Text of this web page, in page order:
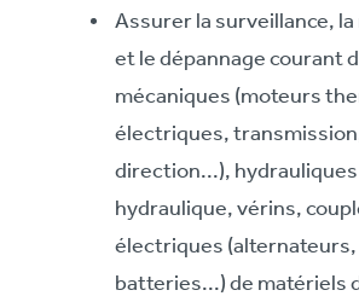
Assurer la surveillance,
et le dépannage courant
mécaniques (moteurs
électriques,
direction...),
hydraulique, vérins,
électriques
batteries...) de matériels